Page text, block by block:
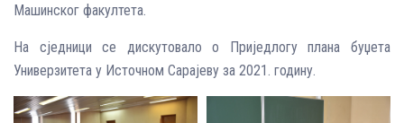
Машинског факултета.
На сједници се дискутовало о Приједлогу плана буџета
Универзитета у Источном Сарајеву за 2021. годину.